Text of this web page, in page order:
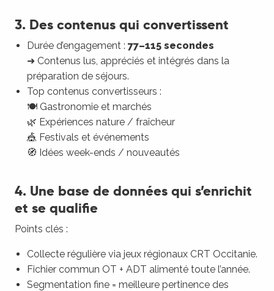
3. Des contenus qui convertissent
Durée d’engagement : 77–115 secondes
➜ Contenus lus, appréciés et intégrés dans la
préparation de séjours.
Top contenus convertisseurs :
🍽 Gastronomie et marchés
🌿 Expériences nature / fraîcheur
🎪 Festivals et événements
🧭 Idées week-ends / nouveautés
4. Une base de données qui s’enrichit
et se qualifie
Points clés :
Collecte régulière via jeux régionaux CRT Occitanie.
Fichier commun OT + ADT alimenté toute l’année.
Segmentation fine = meilleure pertinence des